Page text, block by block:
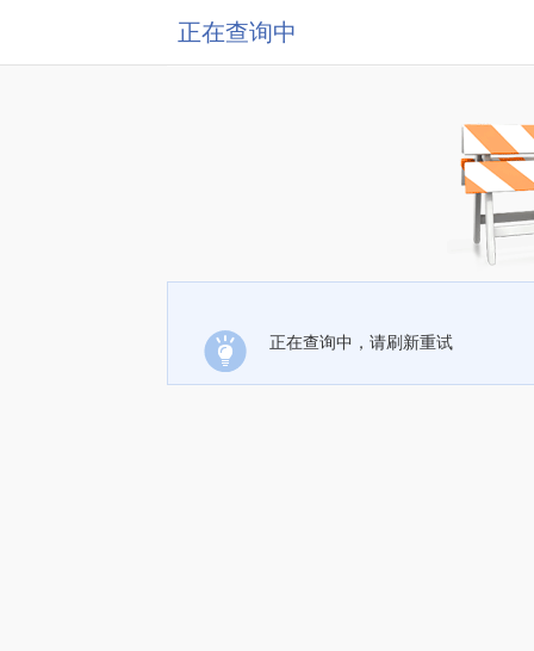
正在查询中
正在查询中，请刷新重试